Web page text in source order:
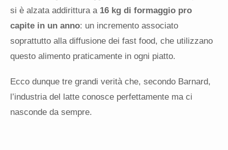
si è alzata addirittura a 16 kg di formaggio pro
capite in un anno: un incremento associato
soprattutto alla diffusione dei fast food, che utilizzano
questo alimento praticamente in ogni piatto.
Ecco dunque tre grandi verità che, secondo Barnard,
l’industria del latte conosce perfettamente ma ci
nasconde da sempre.